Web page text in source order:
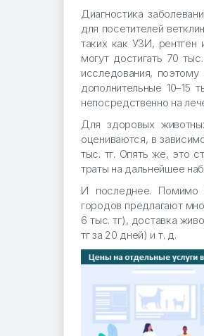
Диагностика
для посетителей
таких как УЗИ, рентген
могут достигать 70
исследования,
дополнительные 10–15
непосредственно на
Для здоровых
оцениваются, в
тыс. тг. Опять же, это
траты на дальнейшее
И последнее. Помимо
городов предлагают
6 тыс. тг), доставка
тг за 20 дней) и т. д.